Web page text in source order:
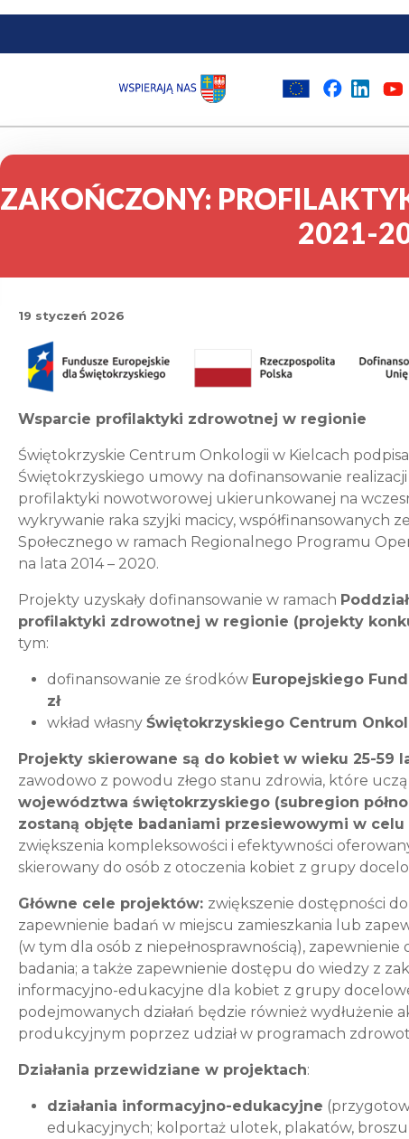
ZAKOŃCZONY:
2021-
19 styczeń 2026
Wsparcie profilaktyki zdrowotnej w regionie
Świętokrzyskie Centrum Onkologii w Kielcach
Świętokrzyskiego umowy na dofinansowanie
profilaktyki nowotworowej ukierunkowanej na
wykrywanie raka szyjki macicy, współfinansowanych
Społecznego w ramach Regionalnego Programu
na lata 2014 – 2020.
Projekty uzyskały dofinansowanie w ramach
profilaktyki zdrowotnej w regionie (projekty
tym:
dofinansowanie ze środków Europejskiego
zł
wkład własny Świętokrzyskiego Centrum
Projekty skierowane są do kobiet w wieku 25-59
zawodowo z powodu złego stanu zdrowia, które
województwa świętokrzyskiego (subregion
zostaną objęte badaniami przesiewowymi w
zwiększenia kompleksowości i efektywności
skierowany do osób z otoczenia kobiet z grupy
Główne cele projektów: zwiększenie dostępności
zapewnienie badań w miejscu zamieszkania lub
(w tym dla osób z niepełnosprawnością),
badania; a także zapewnienie dostępu do wiedzy z
informacyjno-edukacyjne dla kobiet z grupy
podejmowanych działań będzie również wydłużenie
produkcyjnym poprzez udział w programach
Działania przewidziane w projektach:
działania informacyjno-edukacyjne
edukacyjnych; kolportaż ulotek, plakatów,